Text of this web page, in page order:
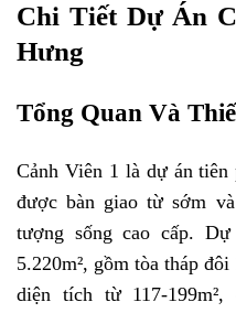
Chi Tiết Dự Án
Hưng
Tổng Quan Và
Cảnh Viên 1 là dự án tiên
được bàn giao từ sớm
tượng sống cao cấp.
5.220m², gồm tòa tháp
diện tích từ 117-